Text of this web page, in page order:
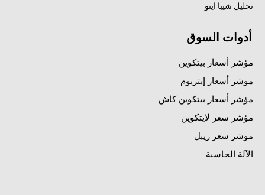
تحليل شيبا اينو
أدوات السوق
مؤشر أسعار بيتكوين
مؤشر أسعار إيثريوم
مؤشر أسعار بيتكوين كاش
مؤشر سعر لايتكوين
مؤشر سعر ريبل
الآلة الحاسبة